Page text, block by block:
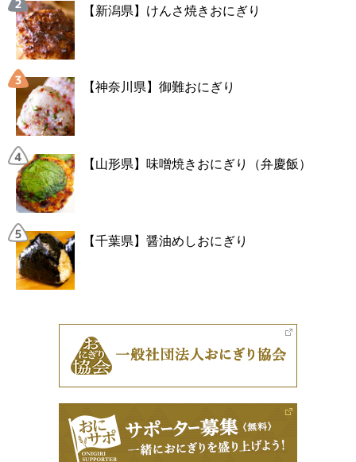
【新潟県】けんさ焼きおにぎり
【神奈川県】御難おにぎり
【山形県】味噌焼きおにぎり（弁慶飯）
【千葉県】醤油めしおにぎり